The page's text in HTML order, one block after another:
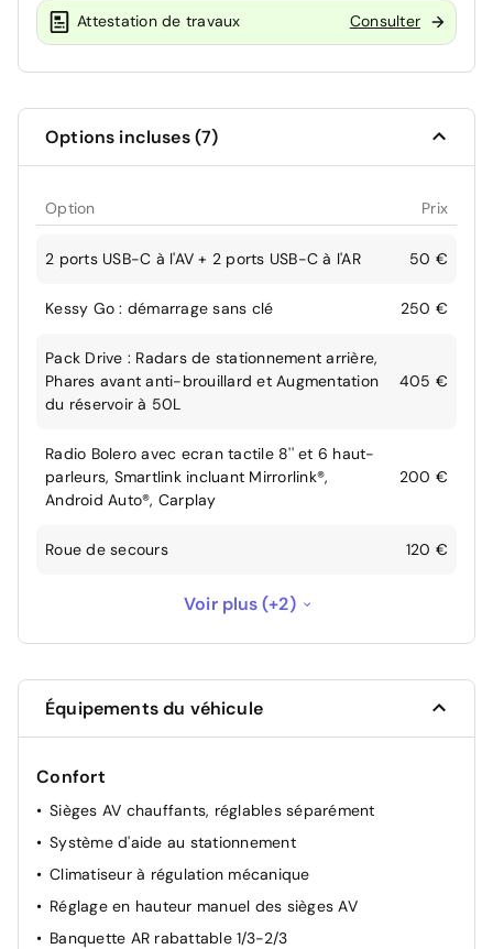
Attestation de travaux Consulter
Options incluses (7)
Option Prix
2 ports USB-C à l'AV + 2 ports USB-C à l'AR 50 €
Kessy Go : démarrage sans clé 250 €
Pack Drive : Radars de stationnement arrière,
Phares avant anti-brouillard et Augmentation
du réservoir à 50L
405 €
Radio Bolero avec ecran tactile 8'' et 6 haut-
parleurs, Smartlink incluant Mirrorlink®,
Android Auto®, Carplay
200 €
Roue de secours 120 €
Sièges AV réglables en hauteur
Sièges avant réglables en hauteur 60 €
Voir plus (+2)
Équipements du véhicule
Confort
Sièges AV chauffants, réglables séparément
Système d'aide au stationnement
Climatiseur à régulation mécanique
Réglage en hauteur manuel des sièges AV
Banquette AR rabattable 1/3-2/3